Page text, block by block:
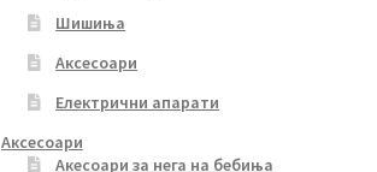
Шишиња
Аксесоари
Електрични апарати
Аксесоари
Акесоари за нега на бебиња